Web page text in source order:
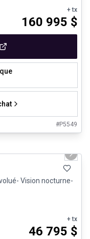
+ tx
160 995 $
#P5549
Next
Vision nocturne-
+ tx
46 795 $